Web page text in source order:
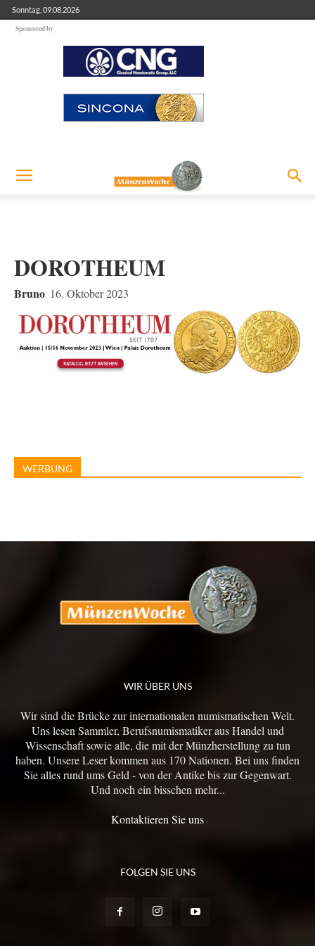
Sonntag, 09.08.2026
Sponsored by
DOROTHEUM
Bruno 16. Oktober 2023
WERBUNG
WIR ÜBER UNS
Wir sind die Brücke zur internationalen numismatischen Welt.
Uns lesen Sammler, Berufsnumismatiker aus Handel und
Wissenschaft sowie alle, die mit der Münzherstellung zu tun
haben. Unsere Leser kommen aus 170 Nationen. Bei uns finden
Sie alles rund ums Geld - von der Antike bis zur Gegenwart.
Und noch ein bisschen mehr...
Kontaktieren Sie uns
FOLGEN SIE UNS